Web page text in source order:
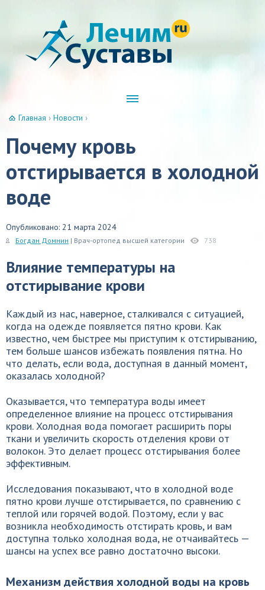
Главная › Новости ›
Почему кровь
отстирывается в холодной
воде
Опубликовано: 21 марта 2024
Богдан Домнин | Врач-ортопед высшей категории 738
Влияние температуры на
отстирывание крови
Каждый из нас, наверное, сталкивался с ситуацией,
когда на одежде появляется пятно крови. Как
известно, чем быстрее мы приступим к отстирыванию,
тем больше шансов избежать появления пятна. Но
что делать, если вода, доступная в данный момент,
оказалась холодной?
Оказывается, что температура воды имеет
определенное влияние на процесс отстирывания
крови. Холодная вода помогает расширить поры
ткани и увеличить скорость отделения крови от
волокон. Это делает процесс отстирывания более
эффективным.
Исследования показывают, что в холодной воде
пятно крови лучше отстирывается, по сравнению с
теплой или горячей водой. Поэтому, если у вас
возникла необходимость отстирать кровь, и вам
доступна только холодная вода, не отчаивайтесь —
шансы на успех все равно достаточно высоки.
Механизм действия холодной воды на кровь